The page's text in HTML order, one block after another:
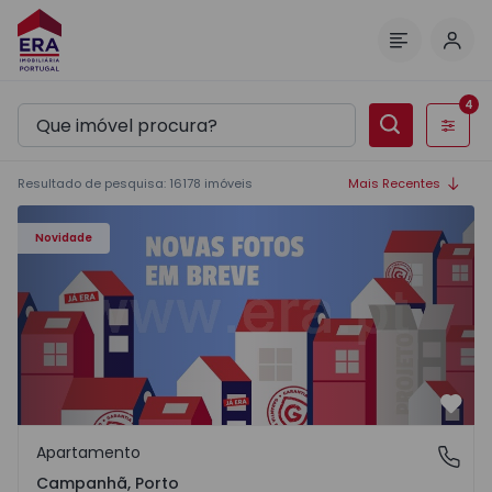
Filtros
4
Resultado de pesquisa: 16178 imóveis Mais Recentes
Novidade
Apartamento T3 Porto, Campanhã - 1575504 - 1
Campanhã, Porto
Apartamento
Campanhã, Porto